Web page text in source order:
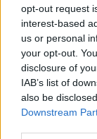
opt-out request
interest-based
us or personal
your opt-out.
disclosure of
IAB’s list of
also be
Downstream